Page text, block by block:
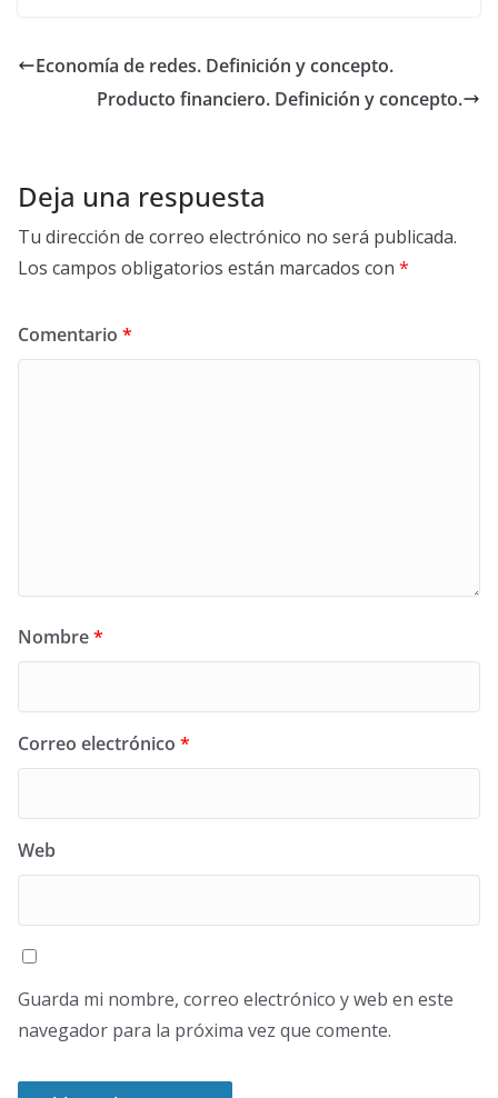
Economía de redes. Definición y concepto.
Producto financiero. Definición y concepto.
Deja una respuesta
Tu dirección de correo electrónico no será publicada.
Los campos obligatorios están marcados con *
Comentario *
Nombre*
Correo electrónico *
Web
Guarda mi nombre, correo electrónico y web en este
navegador para la próxima vez que comente.